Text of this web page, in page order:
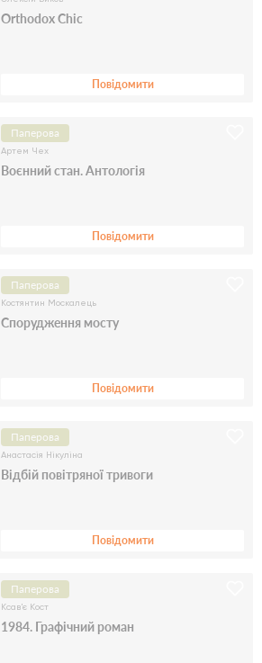
Orthodox Chic
Повідомити
Паперова
Артем Чех
Воєнний стан. Антологія
Повідомити
Паперова
Костянтин Москалець
Спорудження мосту
Повідомити
Паперова
Анастасія Нікуліна
Відбій повітряної тривоги
Повідомити
Паперова
Ксав'є Кост
1984. Графічний роман